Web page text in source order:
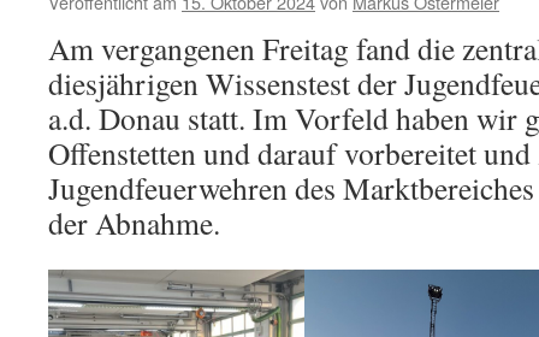
Am vergangenen Freitag fand die
diesjährigen Wissenstest der
a.d. Donau statt. Im Vorfeld haben wir
Offenstetten und darauf vorbereitet
Jugendfeuerwehren des
der Abnahme.